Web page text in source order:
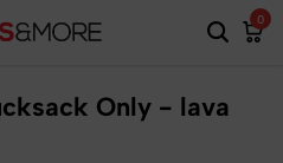
0
Only - lava